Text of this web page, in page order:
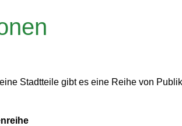
Stadtteile gibt es eine Reihe von